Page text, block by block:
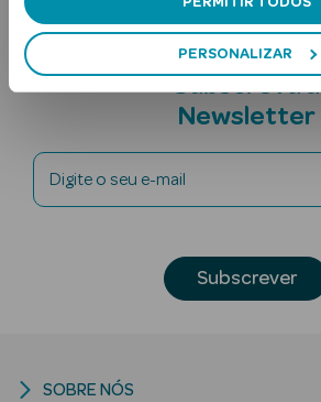
PERSONALIZAR
Ver Tudo
Lábios
Subscreva a
Newsletter
Digite o seu e-mail
Subscrever
SOBRE NÓS